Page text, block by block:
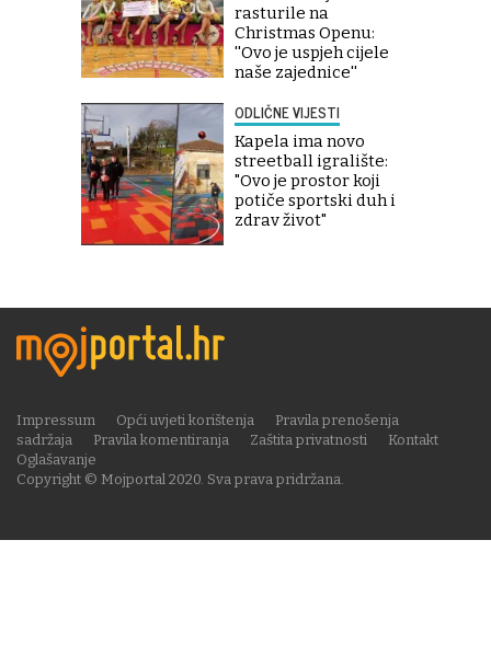
rasturile na
Christmas Openu:
''Ovo je uspjeh cijele
naše zajednice''
ODLIČNE VIJESTI
Kapela ima novo
streetball igralište:
"Ovo je prostor koji
potiče sportski duh i
zdrav život"
Copyright © Mojportal 2020. Sva prava pridržana.
Impressum Opći uvjeti korištenja
Pravila prenošenja
sadržaja
Pravila komentiranja Zaštita privatnosti
Kontakt
Oglašavanje